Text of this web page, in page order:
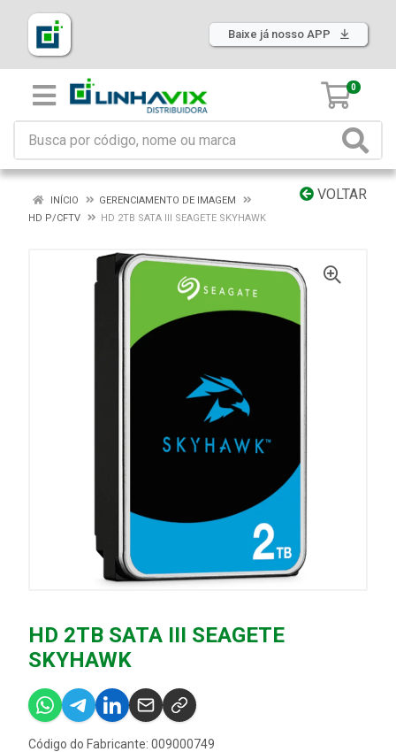
Baixe já nosso APP
0
VOLTAR
INÍCIO
GERENCIAMENTO DE IMAGEM
HD P/CFTV
HD 2TB SATA III SEAGETE SKYHAWK
HD 2TB SATA III SEAGETE
SKYHAWK
Código do Fabricante: 009000749